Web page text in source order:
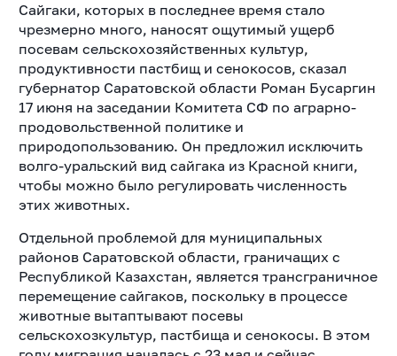
Сайгаки, которых в последнее время стало
чрезмерно много, наносят ощутимый ущерб
посевам сельскохозяйственных культур,
продуктивности пастбищ и сенокосов, сказал
губернатор Саратовской области Роман Бусаргин
17 июня на заседании Комитета СФ по аграрно-
продовольственной политике и
природопользованию. Он предложил исключить
волго-уральский вид сайгака из Красной книги,
чтобы можно было регулировать численность
этих животных.
Отдельной проблемой для муниципальных
районов Саратовской области, граничащих с
Республикой Казахстан, является трансграничное
перемещение сайгаков, поскольку в процессе
животные вытаптывают посевы
сельскохозкультур, пастбища и сенокосы. В этом